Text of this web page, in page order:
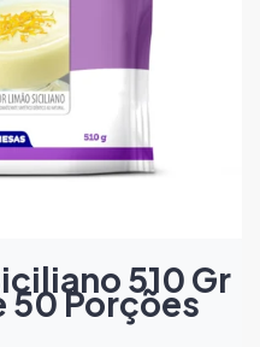
510 Gr
50 Porções